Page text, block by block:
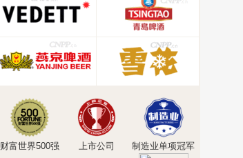
财富世界500强 上市公司 制造业单项冠军